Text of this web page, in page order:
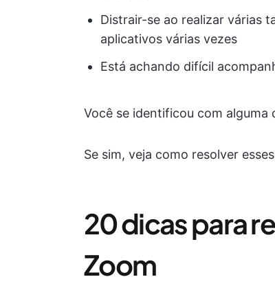
Distrair-se ao realizar várias
aplicativos várias vezes
Está achando difícil
Você se identificou com alguma
Se sim, veja como resolver
20 dicas para
Zoom